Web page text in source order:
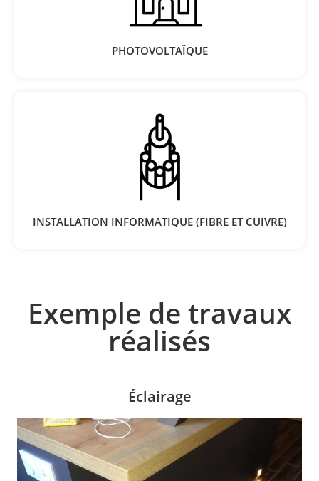
PHOTOVOLTAÏQUE
INSTALLATION INFORMATIQUE (FIBRE ET CUIVRE)
Exemple de travaux
réalisés
Éclairage